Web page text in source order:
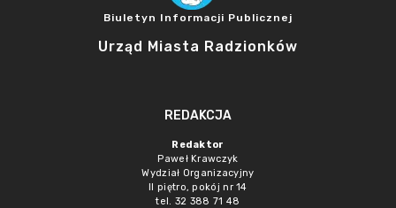
Biuletyn Informacji Publicznej
Urząd Miasta Radzionków
REDAKCJA
Redaktor
Paweł Krawczyk
Wydział Organizacyjny
II piętro, pokój nr 14
tel. 32 388 71 48